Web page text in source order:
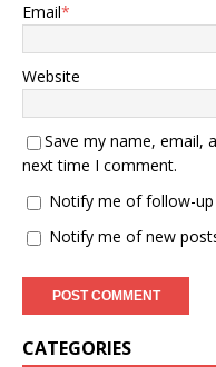
印度空军总参谋长居然替俄
传 印度空军参谋长辛格还将
俄罗斯制造的S-400防空导
器”，他居然声称：“巴基斯
坦空军战斗机无法突破S-
400防空导弹系统”。“我们的
防空系统干得非常出色。我
统是改变游戏规则的武器。
S-400防空导弹系统，所以
巴基斯坦空军战斗机无法使
军还袭击了巴基斯坦空军的
Email*
Website
Save my name, email,
next time I comment.
Notify me of follow-
Notify me of new
CATEGORIES